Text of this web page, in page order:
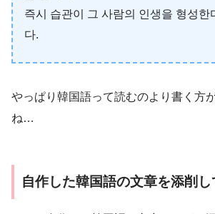
즉시 습관이 그 사람의 인생을 형성한
다.
やっぱり韓国語って読むのより書く方
ね…
自作した韓国語の文章を添削し